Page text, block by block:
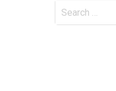
Search
for: